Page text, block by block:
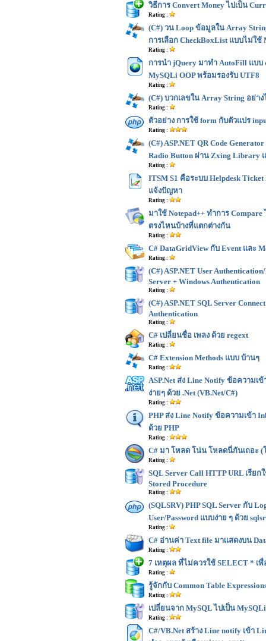
วิธีการ Convert Money ไปเป็น
Rating :
(C#) วน Loop ข้อมูลใน Array
การเลือก CheckBoxList แบบไม่ใช้
Rating :
การนำ jQuery มาทำ AutoFill แบบ
MySQLi OOP พร้อมรองรับ UTF8
Rating :
(C#) บวกเลขใน Array String อย่า
Rating :
ตัวอย่าง การใช้ form กับตัวแปร
Rating :
(C#) ASP.NET QR Code
Radio Button ผ่าน Zxing Library
Rating :
ITSM S1 คือระบบ Helpdesk
แจ้งปัญหา
Rating :
มาใช้ Notepad++ ทำการ
ตรงไหนบ้างที่แตกต่างกัน
Rating :
C# DataGridView กับ Event และ
Rating :
(C#) ASP.NET User
Server + Windows Authentication
Rating :
(C#) ASP.NET SQL Server
Authentication
Rating :
C# เปลี่ยนชื่อ เพลง ด้วย regext
Rating :
C# Extension Methods แบบ บ้านๆ
Rating :
ASP.Net ส่ง Line Notify ข้อความเ
ง่ายๆ ด้วย .Net (VB.Net/C#)
Rating :
PHP ส่ง Line Notify ข้อความเข้า
ด้วย PHP
Rating :
C# มา โหลด โน่น โหลดนี่กันเถอะ
Rating :
SQL Server Call HTTP URL เรียก
Stored Procedure
Rating :
(SQLSRV) PHP SQL Server กับ
User/Password แบบง่าย ๆ ด้วย
Rating :
C# อ่านค่า Text file มาเเสดงบน
Rating :
7 เหตุผล ที่ไม่ควรใช้ SELECT * เ
Rating :
รู้จักกับ Common Table
Rating :
เปลี่ยนจาก MySQL ไปเป็น
Rating :
C#/VB.Net สร้าง Line notify เข้า